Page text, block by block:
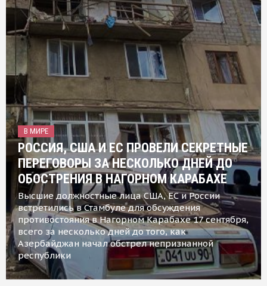
В МИРЕ
РОССИЯ, США И ЕС ПРОВЕЛИ СЕКРЕТНЫЕ
ПЕРЕГОВОРЫ ЗА НЕСКОЛЬКО ДНЕЙ ДО
ОБОСТРЕНИЯ В НАГОРНОМ КАРАБАХЕ
Высшие должностные лица США, ЕС и России
встретились в Стамбуле для обсуждения
противостояния в Нагорном Карабахе 17 сентября,
всего за несколько дней до того, как
Азербайджан начал обстрел непризнанной
республики